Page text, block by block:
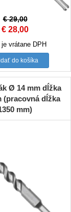
€29,00
Original
price
was:
€ 29,00.
€ 28,00Current
price
is:
€ 28,00.
je vrátane DPH
do košíka
Ø 14 mm dĺžka
(pracovná dĺžka
mm)